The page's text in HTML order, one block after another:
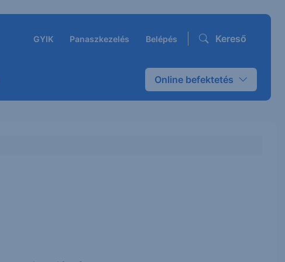
GYIK Panaszkezelés Belépés Kereső
Online befektetés